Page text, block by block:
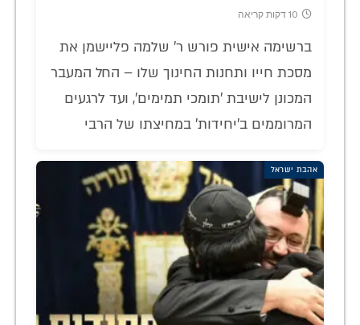
10 דקות קריאה
ברשימה אישית פורש ר' שלמה פליישמן את
מסכת חייו ותחנות החינוך שלו – החל המעבר
המכונן לישיבת 'תומכי תמימים', ועד לרגעים
המרוממים ב'יחידות' במחיצתו של הרבי
אהבת ישראל